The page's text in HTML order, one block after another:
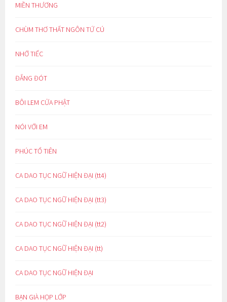
MIỀN THƯƠNG
CHÙM THƠ THẤT NGÔN TỨ CÚ
NHỚ TIẾC
ĐẮNG ĐÓT
BÔI LEM CỬA PHẬT
NÓI VỚI EM
PHÚC TỔ TIÊN
CA DAO TỤC NGỮ HIỆN ĐẠI (tt4)
CA DAO TỤC NGỮ HIỆN ĐẠI (tt3)
CA DAO TỤC NGỮ HIỆN ĐẠI (tt2)
CA DAO TỤC NGỮ HIỆN ĐẠI (tt)
CA DAO TỤC NGỮ HIỆN ĐẠI
BẠN GIÀ HỌP LỚP